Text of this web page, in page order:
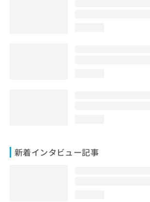
新着インタビュー記事